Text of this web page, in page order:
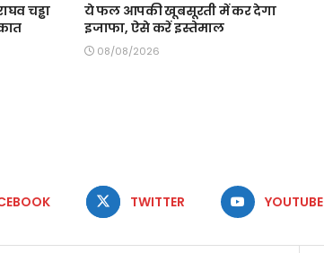
चड्ढा
ये फल आपकी खूबसूरती में कर देगा
इजाफा, ऐसे करें इस्तेमाल
08/08/2026
TWITTER YOUTUBE